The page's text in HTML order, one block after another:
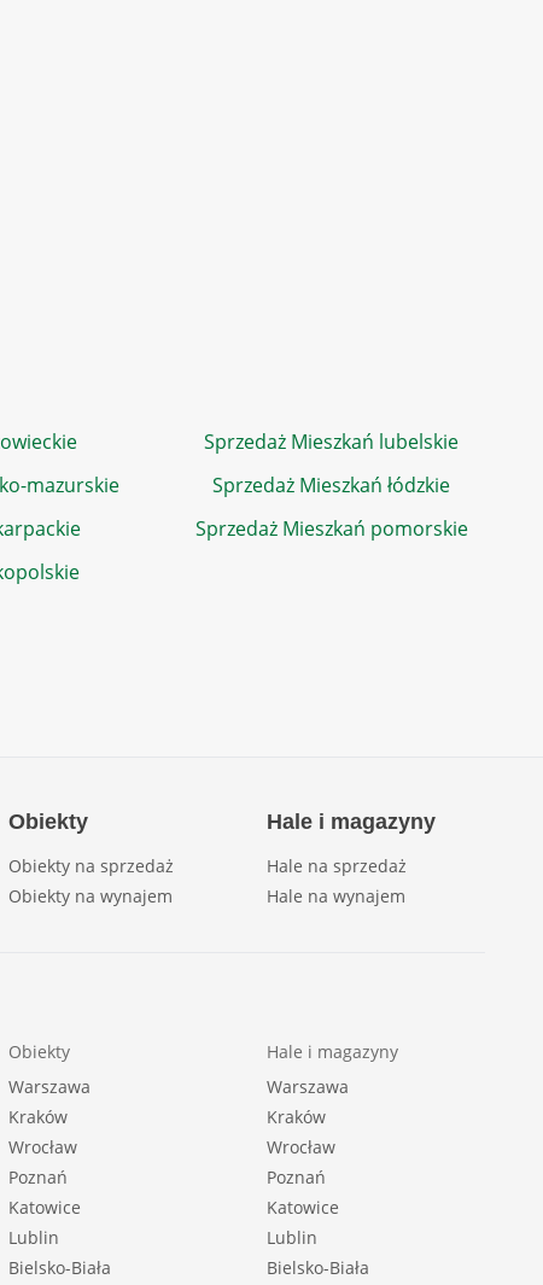
Sprzedaż Mieszkań lubelskie
mazurskie
Sprzedaż Mieszkań łódzkie
Sprzedaż Mieszkań pomorskie
Obiekty
Obiekty na sprzedaż
Obiekty na wynajem
Hale i magazyny
Hale na sprzedaż
Hale na wynajem
Obiekty
Warszawa
Kraków
Wrocław
Poznań
Katowice
Lublin
Bielsko-Biała
Hale i magazyny
Warszawa
Kraków
Wrocław
Poznań
Katowice
Lublin
Bielsko-Biała